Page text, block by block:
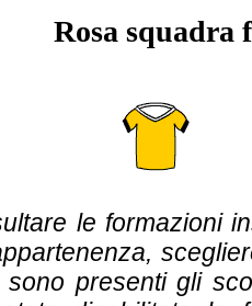
Rosa squadra
le formazioni
presenti gli